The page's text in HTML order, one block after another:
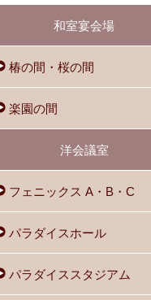
和室宴会場
椿の間・桜の間
楽園の間
洋会議室
フェニックス A・B・C
パラダイスホール
パラダイススタジアム